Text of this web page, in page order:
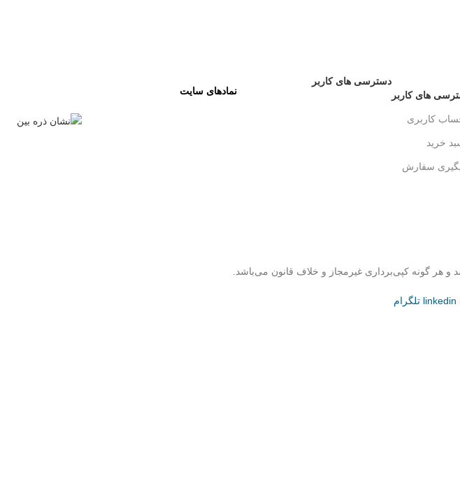
های کاربر
دسترسی های کاربر
کاربری
خرید
سفارش
نمادهای سایت
و هر گونه کپی‌برداری غیرمجاز و خلاف قانون می‌باشد.
linkedin تلگرام